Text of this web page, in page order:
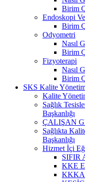
Birim
Endoskopi
Birim
Odyometri
Nasıl
Birim
Fizyoterapi
Nasıl
Birim
SKS Kalite
Kalite
Sağlık
Başkanlığı
ÇALIŞAN
Sağlıkta
Başkanlığı
Hizmet İçi
SIFIR
KKE
KKKA